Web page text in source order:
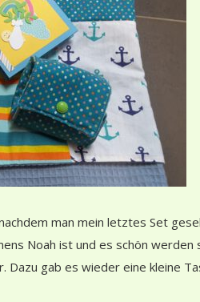
man mein letztes Set
Noah ist und es schön werden
Dazu gab es wieder eine kleine